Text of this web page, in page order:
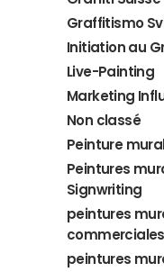
Graffitismo
Initiation au
Live-Painting
Marketing
Non classé
Peinture
Peintures
Signwriting
peintures
commerciales
peintures